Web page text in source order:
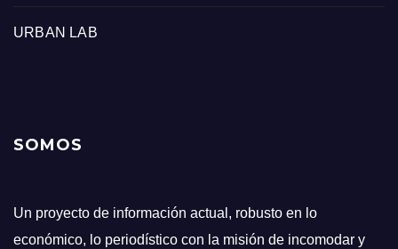
URBAN LAB
SOMOS
Un proyecto de información actual, robusto en lo
económico, lo periodístico con la misión de incomodar y